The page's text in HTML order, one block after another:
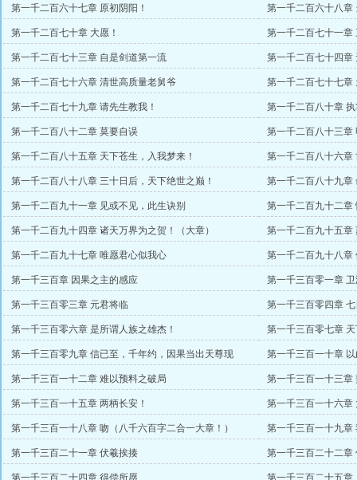
第一千二百六十七章 原初阴阳！ 第一千二百六十八章
第一千二百七十章 大愿！ 第一千二百七十一章
第一千二百七十三章 自是剑道第一流 第一千二百七十四章
第一千二百七十六章 清世高质量老舅爷 第一千二百七十七章
第一千二百七十九章 请先生教我！ 第一千二百八十章
第一千二百八十二章 莫要自误 第一千二百八十三章
第一千二百八十五章 天下苍生，入我梦来！ 第一千二百八十六章
第一千二百八十八章 三十日后，天下绝世之巅！ 第一千二百八十九章
第一千二百九十一章 见或不见，此生诀别 第一千二百九十二章
第一千二百九十四章 诸天万界为之贺！（大章） 第一千二百九十五章
第一千二百九十七章 唯愿君心似我心 第一千二百九十八章
第一千三百章 因果之主的感应 第一千三百零一章
第一千三百零三章 元君将临 第一千三百零四章
第一千三百零六章 是所谓人族之雄杰！ 第一千三百零七章
第一千三百零九章 信已至，千年约，因果当出天尊现 第一千三百一十章
第一千三百一十二章 难以预料之破局 第一千三百一十三章
第一千三百一十五章 两柄长安！ 第一千三百一十六章
第一千三百一十八章 吻（八千六百字二合一大章！） 第一千三百一十九章
第一千三百二十一章 伏羲挨揍 第一千三百二十二章
第一千三百二十四章 得偿所愿 第一千三百二十五章